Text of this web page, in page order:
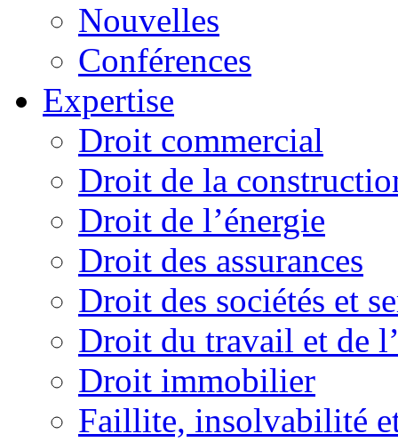
Nouvelles
Conférences
Expertise
Droit commercial
Droit de la
Droit de l’énergie
Droit des assurances
Droit des sociétés et
Droit du travail et de
Droit immobilier
Faillite, insolvabilité